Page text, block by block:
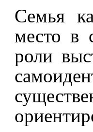
Семья
место в
роли